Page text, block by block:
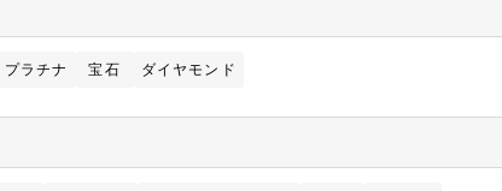
プラチナ 宝石 ダイヤモンド